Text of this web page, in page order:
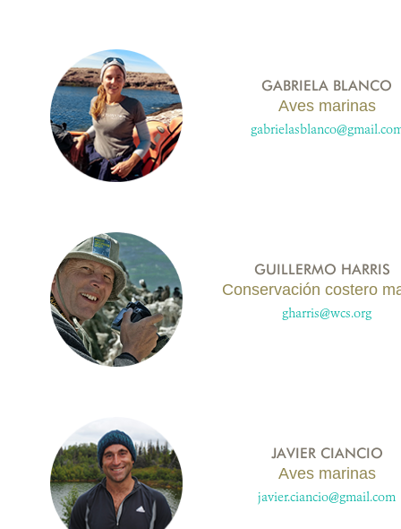
GABRIELA BLANCO
Aves marinas
GUILLERMO HARRIS
Conservación costero
gharris@wcs.org
JAVIER CIANCIO
Aves marinas
javier.ciancio@gmail.com